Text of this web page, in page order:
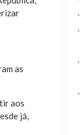
as
aos
já,